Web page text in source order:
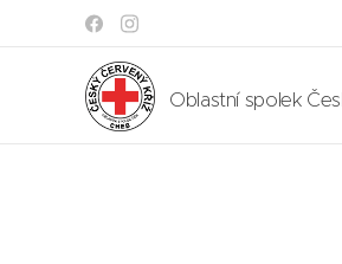
Oblastní spolek